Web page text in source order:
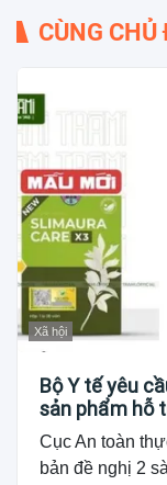
CÙNG CHỦ
Xã hội
Bộ Y tế yêu
sản phẩm hỗ
Cục An toàn
bản đề nghị 2